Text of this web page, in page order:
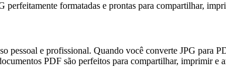
formatadas e prontas para compartilhar,
pessoal e profissional. Quando você converte JPG para
PDF são perfeitos para compartilhar, imprimir e